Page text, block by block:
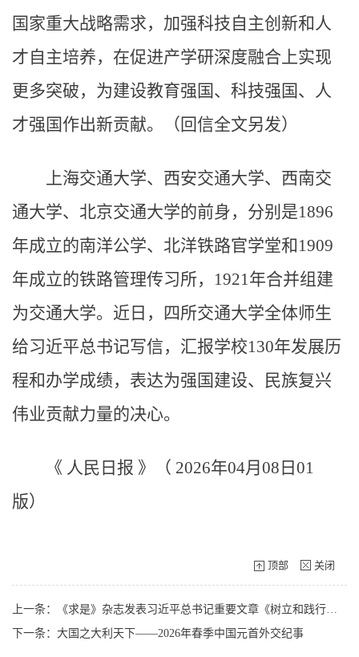
国家重大战略需求，加强科技自主创新和人
才自主培养，在促进产学研深度融合上实现
更多突破，为建设教育强国、科技强国、人
才强国作出新贡献。（回信全文另发）
上海交通大学、西安交通大学、西南交
通大学、北京交通大学的前身，分别是1896
年成立的南洋公学、北洋铁路官学堂和1909
年成立的铁路管理传习所，1921年合并组建
为交通大学。近日，四所交通大学全体师生
给习近平总书记写信，汇报学校130年发展历
程和办学成绩，表达为强国建设、民族复兴
伟业贡献力量的决心。
《 人民日报 》（ 2026年04月08日01
版）
顶部 关闭
上一条：《求是》杂志发表习近平总书记重要文章《树立和践行正确政绩观》
下一条：大国之大利天下——2026年春季中国元首外交纪事